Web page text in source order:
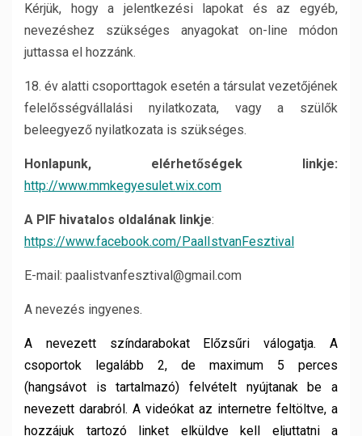
Kérjük, hogy a jelentkezési lapokat és az egyéb,
nevezéshez szükséges anyagokat on-line módon
juttassa el hozzánk.
18. év alatti csoporttagok esetén a társulat vezetőjének
felelősségvállalási nyilatkozata, vagy a szülők
beleegyező nyilatkozata is szükséges.
Honlapunk, elérhetőségek linkje:
http://www.mmkegyesulet.wix.com
A PIF hivatalos oldalának linkje:
https://www.facebook.com/PaalIstvanFesztival
E-mail: paalistvanfesztival@gmail.com
A nevezés ingyenes.
A nevezett színdarabokat Előzsűri válogatja. A
csoportok legalább 2, de maximum 5 perces
(hangsávot is tartalmazó) felvételt nyújtanak be a
nevezett darabról. A videókat az internetre feltöltve, a
hozzájuk tartozó linket elküldve kell eljuttatni a